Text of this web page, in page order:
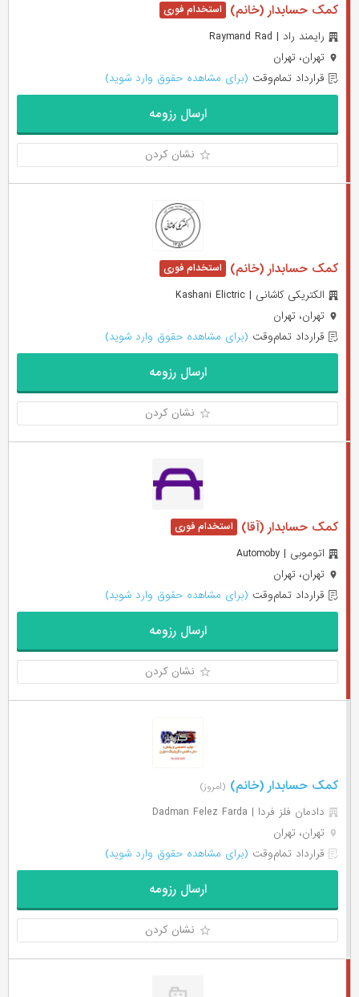
کمک حسابدار (خانم)
رایمند راد | Raymand Rad
تهران، تهران
قرارداد تمام‌وقت (برای مشاهده حقوق وارد شوید)
ارسال رزومه
نشان کردن
کمک حسابدار (خانم)
الکتریکی کاشانی | Kashani Elictric
تهران، تهران
قرارداد تمام‌وقت (برای مشاهده حقوق وارد شوید)
ارسال رزومه
نشان کردن
کمک حسابدار (آقا)
اتوموبی | Automoby
تهران، تهران
قرارداد تمام‌وقت (برای مشاهده حقوق وارد شوید)
ارسال رزومه
نشان کردن
کمک حسابدار (خانم) (امروز)
دادمان فلز فردا | Dadman Felez Farda
تهران، تهران
قرارداد تمام‌وقت (برای مشاهده حقوق وارد شوید)
ارسال رزومه
نشان کردن